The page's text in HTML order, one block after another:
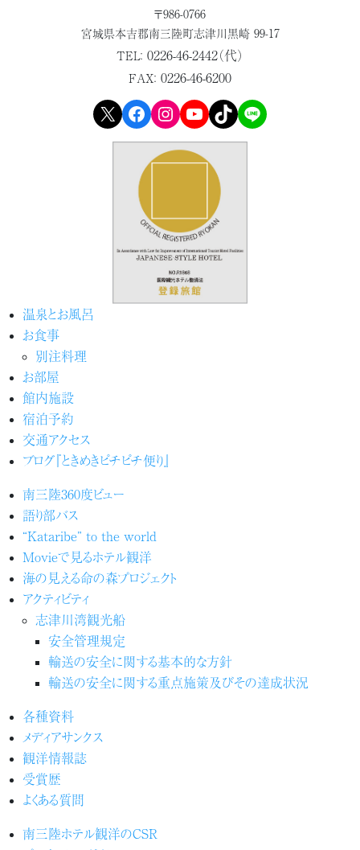
〒986-0766
宮城県本吉郡南三陸町志津川黒崎 99-17
TEL： 0226-46-2442（代）
FAX： 0226-46-6200
X Facebook Instagram YouTube TikTok LINE
温泉とお風呂
お食事
別注料理
お部屋
館内施設
宿泊予約
交通アクセス
ブログ『ときめきピチピチ便り』
南三陸360度ビュー
語り部バス
“Kataribe” to the world
Movieで見るホテル観洋
海の見える命の森プロジェクト
アクティビティ
志津川湾観光船
安全管理規定
輸送の安全に関する基本的な方針
輸送の安全に関する重点施策及びその達成状況
各種資料
メディアサンクス
観洋情報誌
受賞歴
よくある質問
南三陸ホテル観洋のCSR